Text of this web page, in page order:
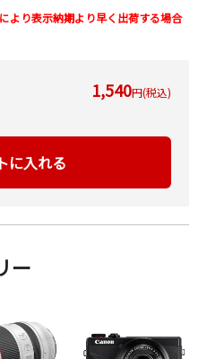
より表示納期より早く出荷する場合
1,540円(税込)
ー